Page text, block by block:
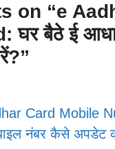
on “e
घर बैठे ई
Card Mobile
नंबर कैसे अपडेट